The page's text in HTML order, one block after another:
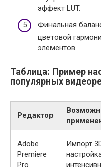
эффект LUT.
Финальная
цветовой
элементов.
Таблица: Пример
популярных
Редактор
Adobe
Premiere
Pro
Импорт